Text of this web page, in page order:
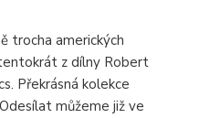
trocha amerických
z dílny Robert
Překrásná kolekce
můžeme již ve